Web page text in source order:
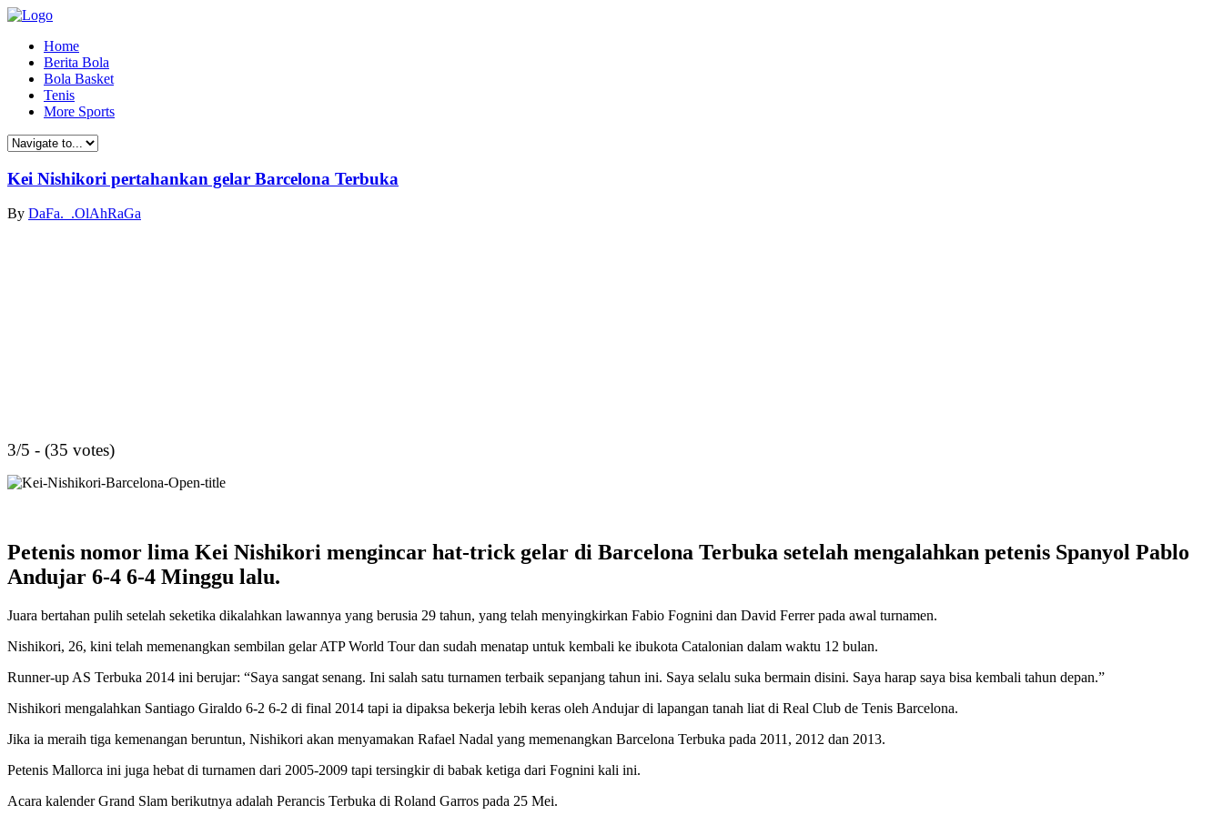
Home
Berita Bola
Bola Basket
Tenis
More Sports
Kei Nishikori pertahankan gelar Barcelona Terbuka
By DaFa._.OlAhRaGa
3/5 - (35 votes)
Petenis nomor lima Kei Nishikori mengincar hat-trick gelar di Barcelona Terbuka setelah mengalahkan petenis Spanyol Pablo
Andujar 6-4 6-4 Minggu lalu.
Juara bertahan pulih setelah seketika dikalahkan lawannya yang berusia 29 tahun, yang telah menyingkirkan Fabio Fognini dan David Ferrer pada awal turnamen.
Nishikori, 26, kini telah memenangkan sembilan gelar ATP World Tour dan sudah menatap untuk kembali ke ibukota Catalonian dalam waktu 12 bulan.
Runner-up AS Terbuka 2014 ini berujar: “Saya sangat senang. Ini salah satu turnamen terbaik sepanjang tahun ini. Saya selalu suka bermain disini. Saya harap saya bisa kembali tahun depan.”
Nishikori mengalahkan Santiago Giraldo 6-2 6-2 di final 2014 tapi ia dipaksa bekerja lebih keras oleh Andujar di lapangan tanah liat di Real Club de Tenis Barcelona.
Jika ia meraih tiga kemenangan beruntun, Nishikori akan menyamakan Rafael Nadal yang memenangkan Barcelona Terbuka pada 2011, 2012 dan 2013.
Petenis Mallorca ini juga hebat di turnamen dari 2005-2009 tapi tersingkir di babak ketiga dari Fognini kali ini.
Acara kalender Grand Slam berikutnya adalah Perancis Terbuka di Roland Garros pada 25 Mei.